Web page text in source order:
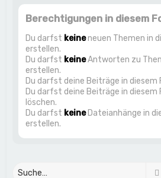
Berechtigungen in diesem
Du darfst keineneuen Themen in
erstellen.
Du darfst keineAntworten zu
erstellen.
Du darfst deine Beiträge in diesem
Du darfst deine Beiträge in diesem
löschen.
Du darfst keineDateianhänge in
erstellen.